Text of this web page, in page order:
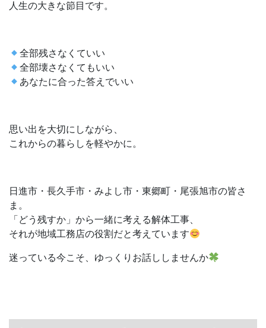
人生の大きな節目です。
全部残さなくていい
全部壊さなくてもいい
あなたに合った答えでいい
思い出を大切にしながら、
これからの暮らしを軽やかに。
日進市・長久手市・みよし市・東郷町・尾張旭市の皆さ
ま。
「どう残すか」から一緒に考える解体工事、
それが地域工務店の役割だと考えています
迷っている今こそ、ゆっくりお話ししませんか